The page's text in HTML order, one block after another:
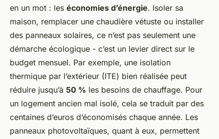
en un mot : les économies d’énergie. Isoler sa
maison, remplacer une chaudière vétuste ou installer
des panneaux solaires, ce n’est pas seulement une
démarche écologique - c’est un levier direct sur le
budget mensuel. Par exemple, une isolation
thermique par l’extérieur (ITE) bien réalisée peut
réduire jusqu’à 50 % les besoins de chauffage. Pour
un logement ancien mal isolé, cela se traduit par des
centaines d’euros d’économisés chaque année. Les
panneaux photovoltaïques, quant à eux, permettent